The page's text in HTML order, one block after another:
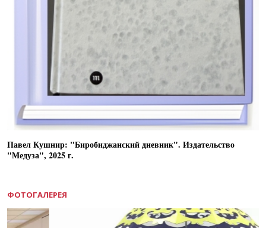
Павел Кушнир: "Биробиджанский дневник". Издательство
"Медуза", 2025 г.
ФОТОГАЛЕРЕЯ